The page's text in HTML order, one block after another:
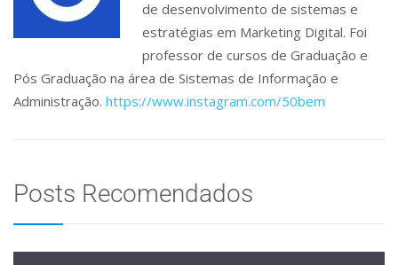
de desenvolvimento de sistemas e
estratégias em Marketing Digital. Foi
professor de cursos de Graduação e
Pós Graduação na área de Sistemas de Informação e
Administração. https://www.instagram.com/50bem
Posts Recomendados